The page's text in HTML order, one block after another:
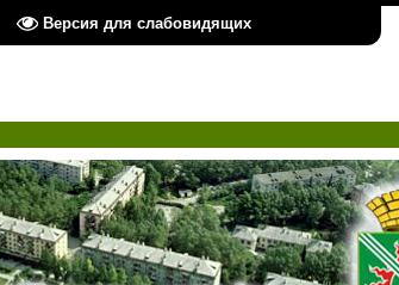
Версия для слабовидящих